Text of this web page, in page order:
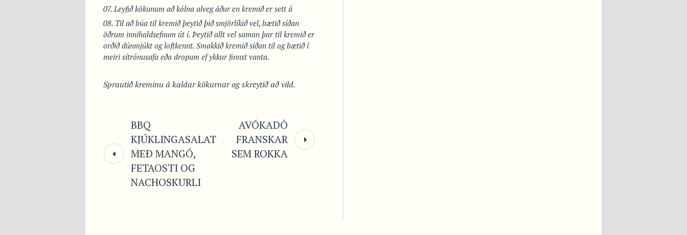
Leyfið kökunum að kólna alveg áður en kremið er sett á
Til að búa til kremið þeytið þið smjörlíkið vel, bætið síðan
öðrum innihaldsefnum út í. Þeytið allt vel saman þar til kremið er
orðið dúnmjúkt og loftkennt. Smakkið kremið síðan til og bætið í
meiri sítrónusafa eða dropum ef ykkur finnst vanta.
Sprautið kreminu á kaldar kökurnar og skreytið að vild.
BBQ
KJÚKLINGASALAT
MEÐ MANGÓ,
FETAOSTI OG
NACHOSKURLI
AVÓKADÓ
FRANSKAR
SEM ROKKA